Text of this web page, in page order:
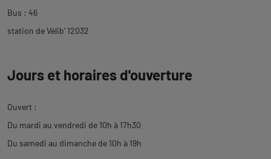
Bus : 46
station de Vélib' 12032
Jours et horaires d'ouverture
Ouvert :
Du mardi au vendredi de 10h à 17h30
Du samedi au dimanche de 10h à 19h